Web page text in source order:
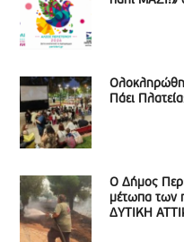
Πάει
Ο Δήμος
μέτωπα των
ΔΥΤΙΚΗ